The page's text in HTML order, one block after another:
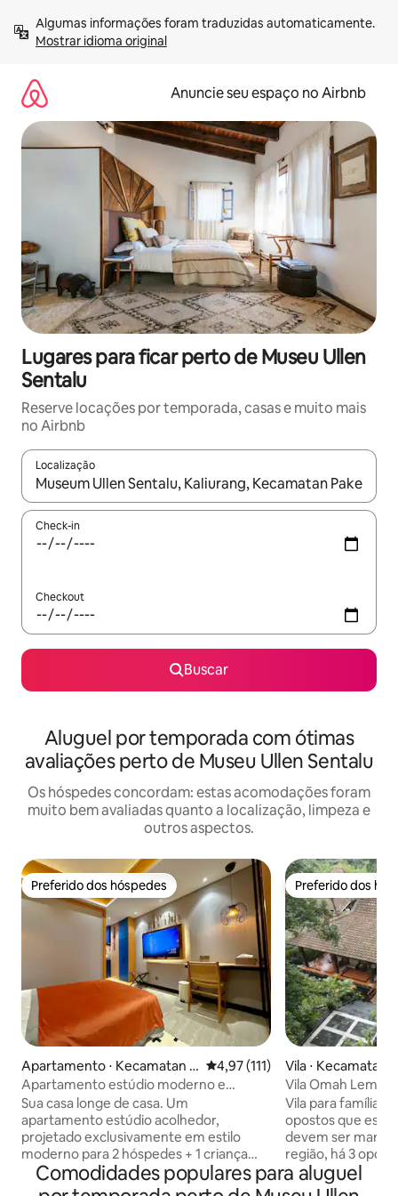
para
Mostrar idioma original
Anuncie seu espaço no Airbnb
Lugares para ficar perto de Museu Ullen
Sentalu
Reserve locações por temporada, casas e muito mais
no Airbnb
Localização
Quando os resultados estiverem disponíveis, explore-os
Check-in
Checkout
Buscar
Aluguel por temporada com ótimas
avaliações perto de Museu Ullen Sentalu
Os hóspedes concordam: estas acomodações foram
muito bem avaliadas quanto a localização, limpeza e
outros aspectos.
Preferido dos hóspedes
Preferido dos hóspedes
Apartamento ⋅ Kecamatan N
gaglik
4,97 de uma avaliação média
4,97 (111)
Apartamento estúdio moderno e
confortável
Sua casa longe de casa. Um
apartamento estúdio acolhedor,
projetado exclusivamente em estilo
moderno para 2 hóspedes + 1 criança
pequena. O quarto está equipado com 1
cama tamanho queen, banheiro
Preferido dos
Preferido dos
Vila ⋅ Kecamatan
Vila Omah
Vila para famílias.
opostos que
devem ser marido e
região, há 3
escolher o tipo
ou Omah
Comodidades populares para aluguel